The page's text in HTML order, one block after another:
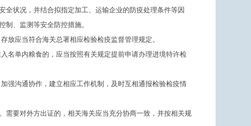
状况，并结合拟指定加工、运输企业的防疫处理条件等因
制、监测等安全防控措施。
放应当符合海关总署相应检验检疫监督管理规定。
名单内粮食的，应当按照有关规定提前申请办理进境特许检
强沟通协作，建立相应工作机制，及时互相通报检验检疫情
需要对外方出证的，相关海关应当充分协商一致，并按相关规